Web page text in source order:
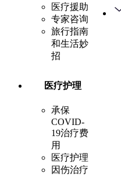
医疗援助
专家咨询
旅行指南
和生活妙
招
医疗护理
承保
COVID-
19治疗费
用
医疗护理
因伤治疗